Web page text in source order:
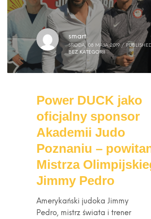
smart
ŚRODA, 08 MAJA 2019 /
BEZ KATEGORII
Power DUCK jako
oficjalny sponsor
Akademii Judo
Poznaniu –
Mistrza
Jimmy Pedro
Amerykański judoka Jimmy
Pedro, mistrz świata i trener